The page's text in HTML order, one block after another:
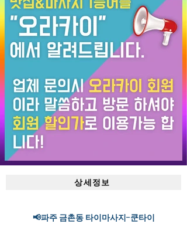
상세정보
📢파주 금촌동 타이마사지-쿤타이